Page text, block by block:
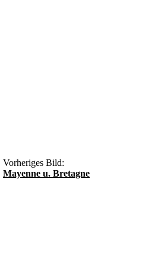
Vorheriges Bild:
Mayenne u. Bretagne